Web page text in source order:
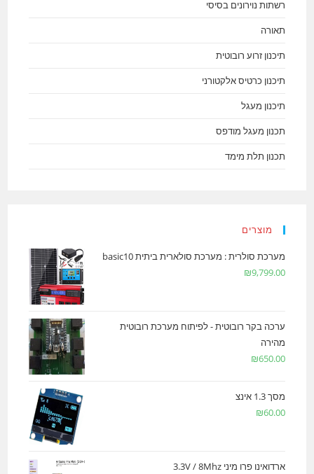
רשתות נוירונים בסיסי
תאורה
תיכנון זרוע רובוטית
תיכנון כרטיס אלקטורני
תיכנון מעגל
תכנון מעגל מודפס
תכנון תלת מימד
מוצרים
מערכת סולרית : מערכת סולארית ביתית basic10
₪9,799.00
ערכה בקר רובוטית - לפיתוח מערכת רובוטית
מהירה
₪650.00
מסך 1.3 אינצ
₪60.00
ארדואינו פרו מיני 3.3V / 8Mhz